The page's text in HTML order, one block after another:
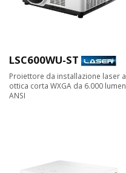
LSC600WU-ST
Proiettore da installazione laser a
ottica corta WXGA da 6.000 lumen
ANSI